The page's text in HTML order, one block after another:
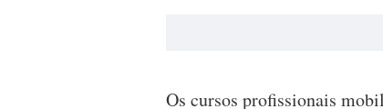
Os cursos profissionais